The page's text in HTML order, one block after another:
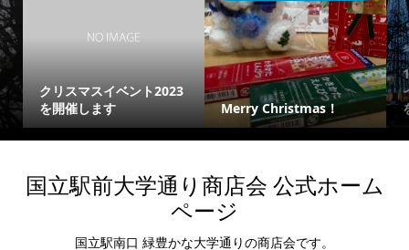
クリスマスイベント2023
を開催します
Merry Christmas！
国立駅前大学通り商店会 公式ホーム
ページ
国立駅南口 緑豊かな大学通りの商店会です。